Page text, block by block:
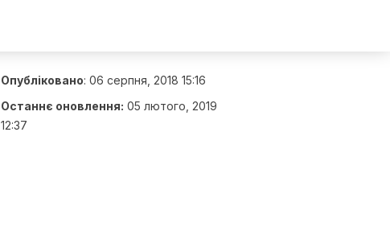
Опубліковано: 06 серпня, 2018 15:16
Останнє оновлення: 05 лютого, 2019
12:37